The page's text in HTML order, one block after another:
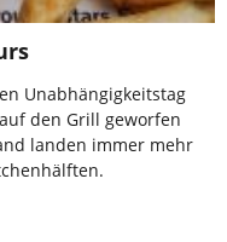
Unabhängigkeitstag
den Grill geworfen
landen immer mehr